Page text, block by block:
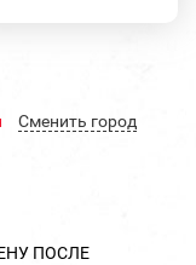
Cменить город
ПОСЛЕ